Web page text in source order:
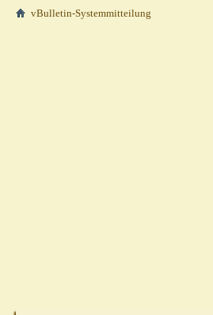
vBulletin-Systemmitteilung